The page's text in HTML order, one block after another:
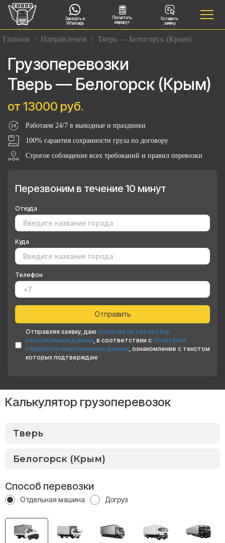
Заказать в
Whatsapp
Посчитать
маршрут
Оставить
заявку
Главная / Направления / Тверь — Белогорск (Крым)
Грузоперевозки
Тверь — Белогорск (Крым)
от 13000 руб.
Работаем 24/7 в выходные и праздники
100% гарантия сохранности груза по договору
Строгое соблюдение всех требований и правил перевозки
Перезвоним в течение 10 минут
Откуда
Куда
Телефон
Отправляя заявку, даю согласие на обработку
персональных данных, в соответствии с Политикой
обработки персональных данных, ознакомление с текстом
которых подтверждаю
Калькулятор грузоперевозок
Способ перевозки
Отдельная машина Догруз